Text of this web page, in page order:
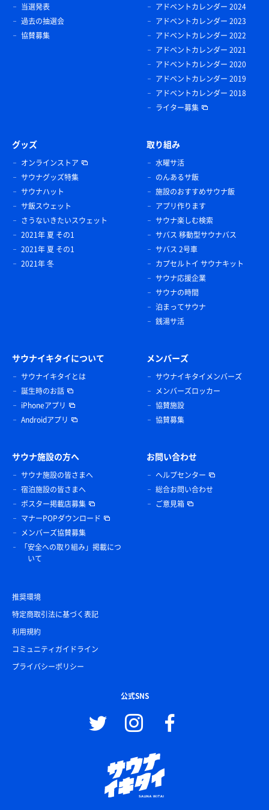
当選発表
過去の抽選会
協賛募集
アドベントカレンダー 2024
アドベントカレンダー 2023
アドベントカレンダー 2022
アドベントカレンダー 2021
アドベントカレンダー 2020
アドベントカレンダー 2019
アドベントカレンダー 2018
ライター募集
グッズ
オンラインストア
サウナグッズ特集
サウナハット
サ飯スウェット
さうないきたいスウェット
2021年 夏 その1
2021年 夏 その1
2021年 冬
取り組み
水曜サ活
のんあるサ飯
施設のおすすめサウナ飯
アプリ作ります
サウナ楽しむ検索
サバス 移動型サウナバス
サバス 2号車
カプセルトイ サウナキット
サウナ応援企業
サウナの時間
泊まってサウナ
銭湯サ活
サウナイキタイについて
サウナイキタイとは
誕生時のお話
iPhoneアプリ
Androidアプリ
メンバーズ
サウナイキタイメンバーズ
メンバーズロッカー
協賛施設
協賛募集
サウナ施設の方へ
サウナ施設の皆さまへ
宿泊施設の皆さまへ
ポスター掲載店募集
マナーPOPダウンロード
メンバーズ協賛募集
「安全への取り組み」掲載につ
いて
お問い合わせ
ヘルプセンター
総合お問い合わせ
ご意見箱
推奨環境
特定商取引法に基づく表記
利用規約
コミュニティガイドライン
プライバシーポリシー
公式SNS